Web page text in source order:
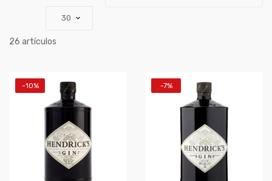
26 artículos
-10% -7%